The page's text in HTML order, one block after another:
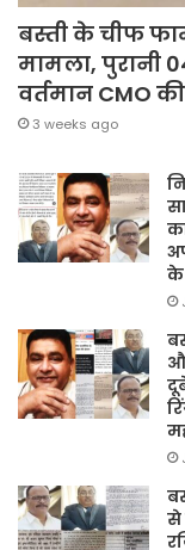
बस्ती के चीफ
मामला, पुरानी
वर्तमान CMO की
3 weeks ago
के
से